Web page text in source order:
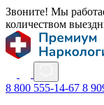
Звоните! Мы
количеством
8 800 555-14-67 8